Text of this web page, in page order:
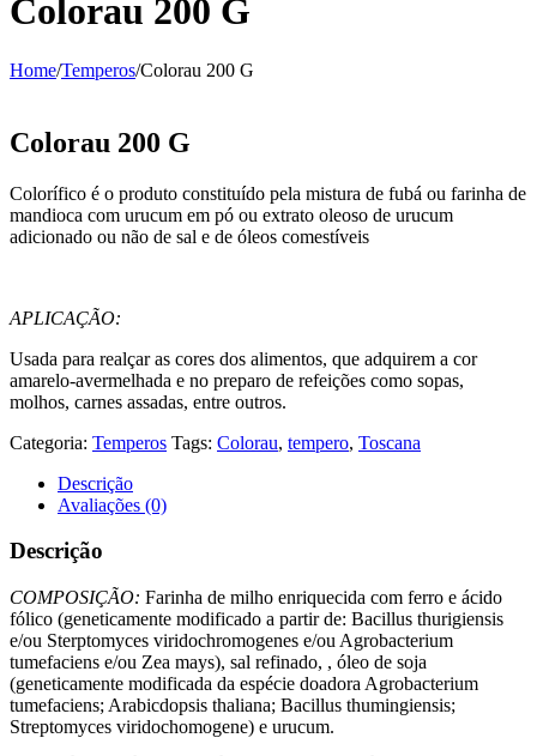
Colorau 200 G
Home/Temperos/Colorau 200 G
Colorau 200 G
Colorífico é o produto constituído pela mistura de fubá ou farinha de
mandioca com urucum em pó ou extrato oleoso de urucum
adicionado ou não de sal e de óleos comestíveis
APLICAÇÃO:
Usada para realçar as cores dos alimentos, que adquirem a cor
amarelo-avermelhada e no preparo de refeições como sopas,
molhos, carnes assadas, entre outros.
Categoria: Temperos Tags: Colorau, tempero, Toscana
Descrição
Avaliações (0)
Descrição
COMPOSIÇÃO: Farinha de milho enriquecida com ferro e ácido
fólico (geneticamente modificado a partir de: Bacillus thurigiensis
e/ou Sterptomyces viridochromogenes e/ou Agrobacterium
tumefaciens e/ou Zea mays), sal refinado, , óleo de soja
(geneticamente modificada da espécie doadora Agrobacterium
tumefaciens; Arabicdopsis thaliana; Bacillus thumingiensis;
Streptomyces viridochomogene) e urucum.